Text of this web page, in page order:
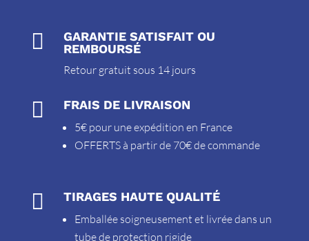

GARANTIE SATISFAIT OU
REMBOURSÉ
Retour gratuit sous 14 jours
 FRAIS DE LIVRAISON
5€ pour une expédition en France
OFFERTS à partir de 70€ de commande
 TIRAGES HAUTE QUALITÉ
Emballée soigneusement et livrée dans un
tube de protection rigide